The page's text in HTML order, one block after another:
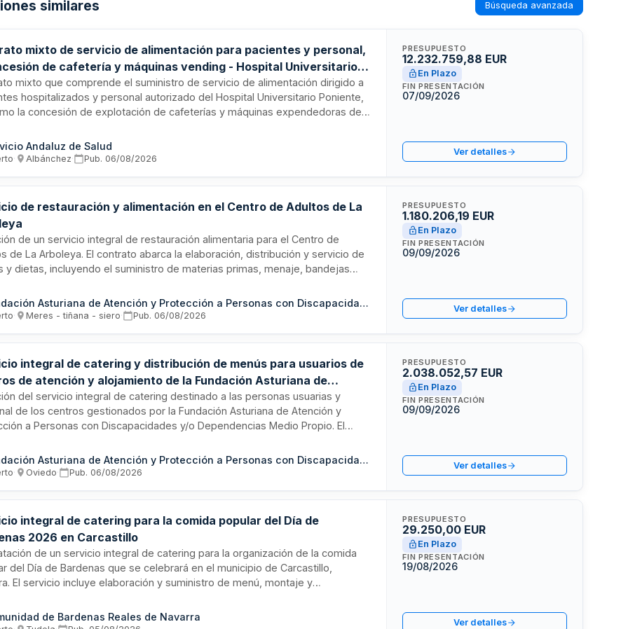
similares Búsqueda avanzada
mixto de servicio de alimentación para pacientes y personal,
de cafetería y máquinas vending - Hospital Universitario
mixto que comprende el suministro de servicio de alimentación dirigido a
hospitalizados y personal autorizado del Hospital Universitario Poniente,
la concesión de explotación de cafeterías y máquinas expendedoras de
y hostelería para garantizar la provisión de comidas, desayunos y
en las instalaciones hospitalarias. El adjudicatario será responsable de la
asegurando calidad nutricional, higiene alimentaria y satisfacción
Andaluz de Salud
· Albánchez· Pub. 06/08/2026
PRESUPUESTO
12.232.759,88 EUR
En Plazo
FIN PRESENTACIÓN
07/09/2026
Ver detalles
de restauración y alimentación en el Centro de Adultos de La
de un servicio integral de restauración alimentaria para el Centro de
de La Arboleya. El contrato abarca la elaboración, distribución y servicio de
y dietas, incluyendo el suministro de materias primas, menaje, bandejas
de la gestión completa del servicio de comedor, garantizando la
nutricional y la seguridad alimentaria según la normativa vigente.
Fundación Asturiana de Atención y Protección a Personas con Discapacidades y Dependencias (FASAD) M.P.
· Meres - tiñana - siero· Pub. 06/08/2026
PRESUPUESTO
1.180.206,19 EUR
En Plazo
FIN PRESENTACIÓN
09/09/2026
Ver detalles
integral de catering y distribución de menús para usuarios de
de atención y alojamiento de la Fundación Asturiana de
a Personas con Discapacidades
del servicio integral de catering destinado a las personas usuarias y
de los centros gestionados por la Fundación Asturiana de Atención y
a Personas con Discapacidades y/o Dependencias Medio Propio. El
de menús, así como la recogida y gestión de residuos. Los alimentos serán
calidad, preferentemente frescos y de temporada, adaptados a las
con diferentes modalidades de comidas: almuerzos, meriendas y pensión
Fundación Asturiana de Atención y Protección a Personas con Discapacidades y Dependencias (FASAD) M.P.
· Oviedo· Pub. 06/08/2026
PRESUPUESTO
2.038.052,57 EUR
En Plazo
FIN PRESENTACIÓN
09/09/2026
Ver detalles
integral de catering para la comida popular del Día de
2026 en Carcastillo
de un servicio integral de catering para la organización de la comida
del Día de Bardenas que se celebrará en el municipio de Carcastillo,
El servicio incluye elaboración y suministro de menú, montaje y
coordinación del evento, cumplimiento normativo sanitario y gestión de
de Bardenas Reales de Navarra
PRESUPUESTO
29.250,00 EUR
En Plazo
FIN PRESENTACIÓN
19/08/2026
Ver detalles